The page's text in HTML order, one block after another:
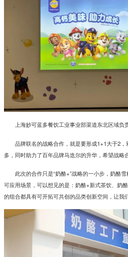
上海妙可蓝多餐饮工业事业部渠道东北区域负
品牌联名的战略合作，就是要形成1+1大于2
多，同时助力了百年品牌马迭尔的升华，希望战略
此次的合作只是“奶酪+”战略的一小步，奶酪
可应用场景，可以想见的是：奶酪+新式茶饮、
的组合都具有可开拓可共创的品类创新空间，让我